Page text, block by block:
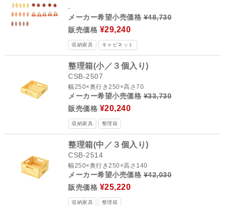
-
メーカー希望小売価格¥48,730
販売価格 ¥29,240
収納家具 キャビネット
整理箱(小／３個入り)
CSB-2507
幅250×奥行き250×高さ70
メーカー希望小売価格¥33,730
販売価格 ¥20,240
収納家具 整理箱
整理箱(中／３個入り)
CSB-2514
幅250×奥行き250×高さ140
メーカー希望小売価格¥42,030
販売価格 ¥25,220
収納家具 整理箱